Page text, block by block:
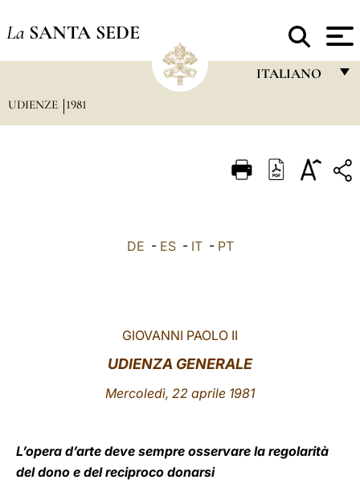
La SANTA SEDE
ITALIANO
ITALIANO
LATINE
UDIENZE 1981
DE - ES- IT- PT
GIOVANNI PAOLO II
UDIENZA GENERALE
Mercoledì, 22 aprile 1981
L’opera d’arte deve sempre osservare la regolarità
del dono e del reciproco donarsi